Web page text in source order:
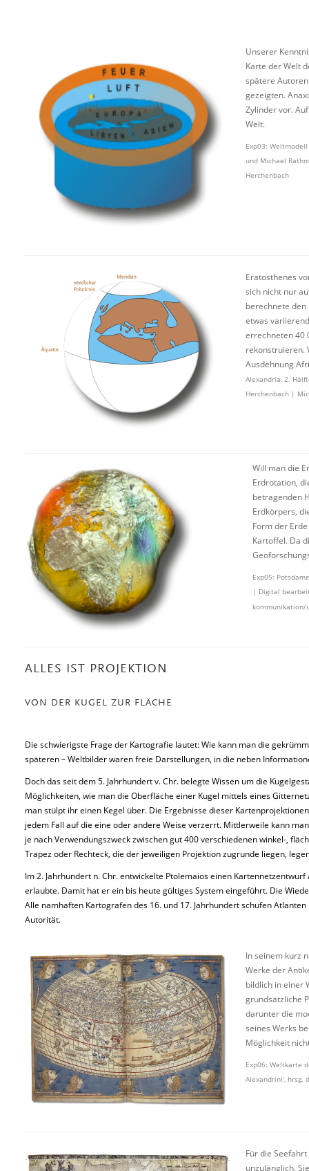
Unserer
Karte der Welt
spätere
gezeigten.
Zylinder vor.
Welt.
Exp03:
und Michael
Herchenbach
Eratosthenes
sich nicht nur
berechnete den
etwas
errechneten 40
rekonstruieren.
Ausdehnung
Alexandria, 2.
Herchenbach |
Will man die
Erdrotation,
betragenden
Erdkörpers,
Form der
Kartoffel. Da
Exp05:
| Digital
ALLES IST PROJEKTION
VON DER KUGEL ZUR FLÄCHE
Die schwierigste Frage der Kartografie lautet: Wie kann man die
späteren – Weltbilder waren freie Darstellungen, in die neben
Doch das seit dem 5. Jahrhundert v. Chr. belegte Wissen um die
Möglichkeiten, wie man die Oberfläche einer Kugel mittels eines
man stülpt ihr einen Kegel über. Die Ergebnisse dieser
jedem Fall auf die eine oder andere Weise verzerrt. Mittlerweile kann man
je nach Verwendungszweck zwischen gut 400 verschiedenen winkel-,
Trapez oder Rechteck, die der jeweiligen Projektion zugrunde liegen,
Im 2. Jahrhundert n. Chr. entwickelte Ptolemaios einen
erlaubte. Damit hat er ein bis heute gültiges System eingeführt. Die
Alle namhaften Kartografen des 16. und 17. Jahrhundert schufen
Autorität.
In seinem kurz
Werke der
bildlich in einer
grundsätzliche
darunter die
seines Werks
Möglichkeit
Exp06: Weltkarte
Alexandrini’,
Für die
unzulänglich.